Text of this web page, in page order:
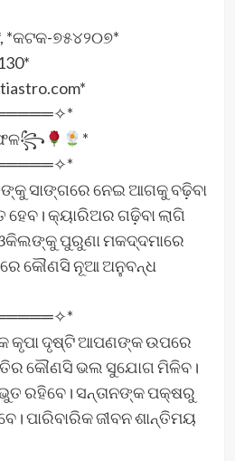
*କଟକ-୭୫୪୨୦୭*
*
ସାଙ୍ଗରେ ନେଇ ଆଗକୁ ବଢ଼ିବା
କ୍ୟାରିଅର ଗଢ଼ିବା ଲାଗି
ପୁରୁଣା ମକଦ୍ଦମାରେ
କୌଣସି ନୂଆ ଅନୁବନ୍ଧ
କୃପା ଦୃଷ୍ଟି ଆପଣଙ୍କ ଉପରେ
କୌଣସି ଭଲ ସୁଯୋଗ ମିଳିବ।
ରହିବେ। ସନ୍ତାନଙ୍କ ପକ୍ଷରୁ
ପାରିବାରିକ ଜୀବନ ଶାନ୍ତିମୟ